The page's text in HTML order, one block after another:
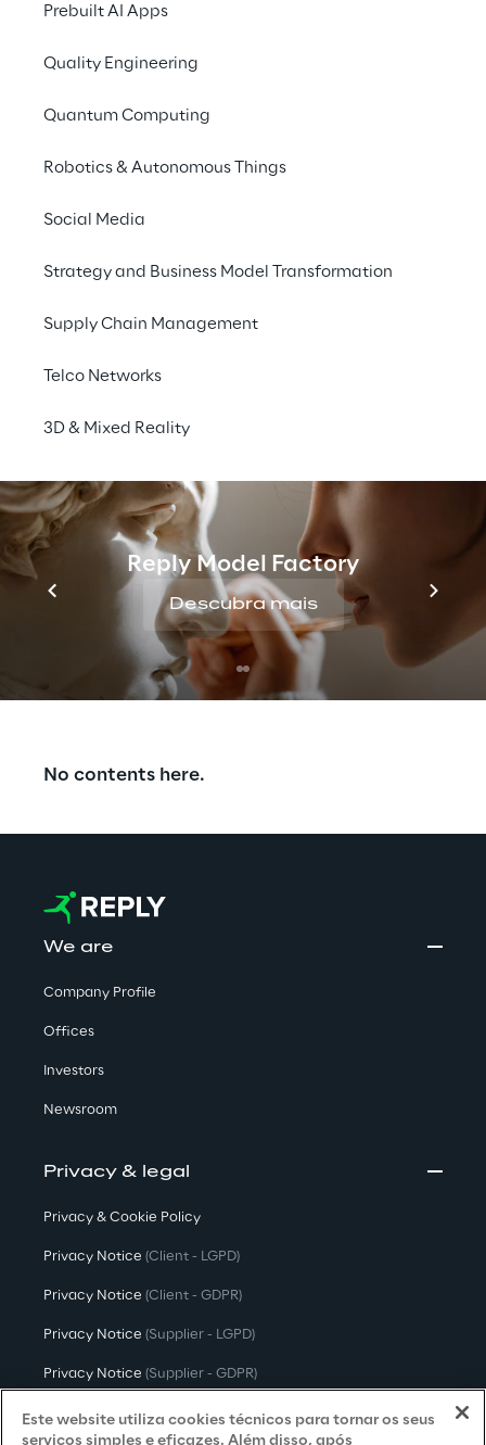
Prebuilt AI Apps
Quality Engineering
Quantum Computing
Robotics & Autonomous Things
Social Media
Strategy and Business Model Transformation
Supply Chain Management
Telco Networks
3D & Mixed Reality
Reply Model Factory
Descubra mais
energética através da
inovação tecnológica
em todo o mundo continue a crescer nos próximos
No contents here.
We are
Company Profile
Offices
Investors
Newsroom
Privacy & legal
Privacy & Cookie Policy
Privacy Notice (Client - LGPD)
Privacy Notice (Client - GDPR)
Privacy Notice (Supplier - LGPD)
Privacy Notice (Supplier - GDPR)
Privacy Notice (Candidate - LGPD)
Este website utiliza cookies técnicos para tornar os seus
serviços simples e eficazes. Além disso, após